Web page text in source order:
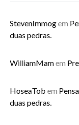
StevenImmogem
duas pedras.
WilliamMamem
HoseaTob em
duas pedras.